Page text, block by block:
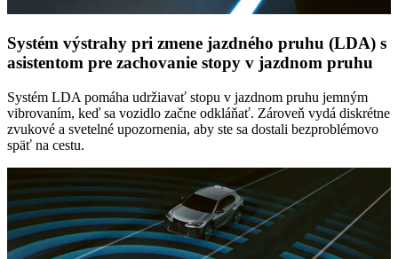
Systém výstrahy pri zmene jazdného pruhu (LDA) s
asistentom pre zachovanie stopy v jazdnom pruhu
Systém LDA pomáha udržiavať stopu v jazdnom pruhu jemným
vibrovaním, keď sa vozidlo začne odkláňať. Zároveň vydá diskrétne
zvukové a svetelné upozornenia, aby ste sa dostali bezproblémovo
späť na cestu.